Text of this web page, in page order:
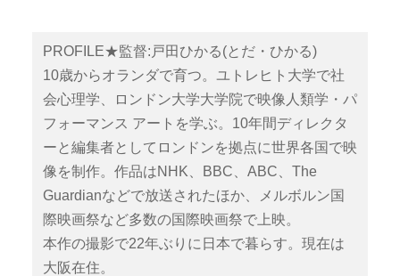
PROFILE★監督:戸田ひかる(とだ・ひかる)
10歳からオランダで育つ。ユトレヒト大学で社
会心理学、ロンドン大学大学院で映像人類学・パ
フォーマンス アートを学ぶ。10年間ディレクタ
ーと編集者としてロンドンを拠点に世界各国で映
像を制作。作品はNHK、BBC、ABC、The
Guardianなどで放送されたほか、メルボルン国
際映画祭など多数の国際映画祭で上映。
本作の撮影で22年ぶりに日本で暮らす。現在は
大阪在住。